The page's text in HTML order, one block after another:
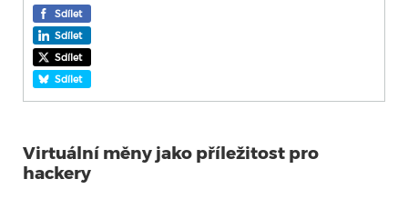
Sdílet
Sdílet
Sdílet
Sdílet
Virtuální měny jako příležitost pro
hackery